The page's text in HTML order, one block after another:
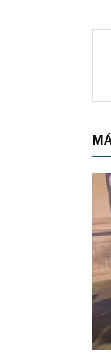
estas
vagancia,
Cristo Rey,
pandillas
policía los
hechos
Por otra
habrán de
ciudadanía y